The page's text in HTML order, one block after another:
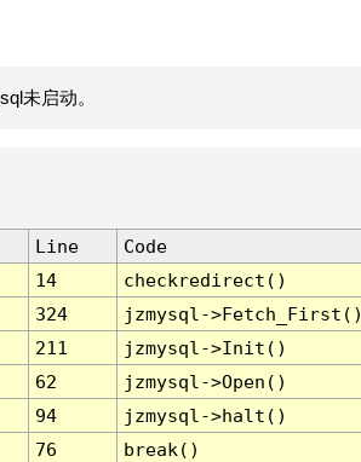
未启动。
Line
Code
14
checkredirect()
324
jzmysql-
211
jzmysql->Init()
62
jzmysql->Open()
94
jzmysql->halt()
76 break()